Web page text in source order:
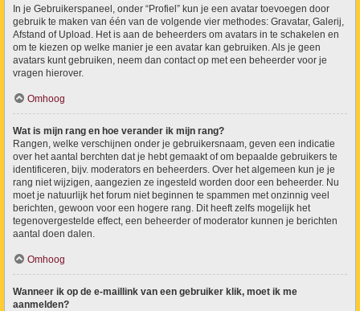
In je Gebruikerspaneel, onder “Profiel” kun je een avatar toevoegen door
gebruik te maken van één van de volgende vier methodes: Gravatar, Galerij,
Afstand of Upload. Het is aan de beheerders om avatars in te schakelen en
om te kiezen op welke manier je een avatar kan gebruiken. Als je geen
avatars kunt gebruiken, neem dan contact op met een beheerder voor je
vragen hierover.
Omhoog
Wat is mijn rang en hoe verander ik mijn rang?
Rangen, welke verschijnen onder je gebruikersnaam, geven een indicatie
over het aantal berchten dat je hebt gemaakt of om bepaalde gebruikers te
identificeren, bijv. moderators en beheerders. Over het algemeen kun je je
rang niet wijzigen, aangezien ze ingesteld worden door een beheerder. Nu
moet je natuurlijk het forum niet beginnen te spammen met onzinnig veel
berichten, gewoon voor een hogere rang. Dit heeft zelfs mogelijk het
tegenovergestelde effect, een beheerder of moderator kunnen je berichten
aantal doen dalen.
Omhoog
Wanneer ik op de e-maillink van een gebruiker klik, moet ik me
aanmelden?